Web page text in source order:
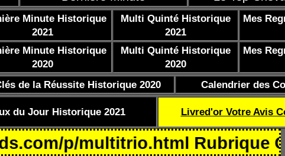
Minute Historique
2021
Multi Quinté Historique
2021
Mes
Minute Historique
2020
Multi Quinté Historique
2020
Mes
de la Réussite Historique 2020 Calendrier des
du Jour Historique 2021 Livred'or Votre Avis
p/multitrio.html Rubrique Coef